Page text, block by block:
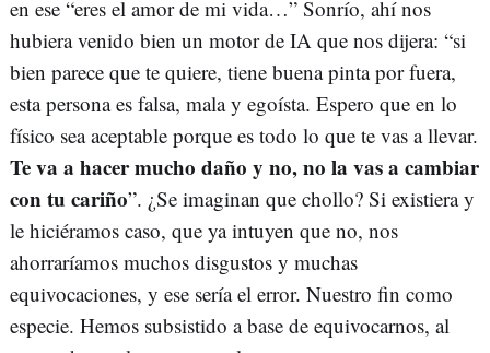
en ese “eres el amor de mi vida…” Sonrío, ahí nos
hubiera venido bien un motor de IA que nos dijera: “si
bien parece que te quiere, tiene buena pinta por fuera,
esta persona es falsa, mala y egoísta. Espero que en lo
físico sea aceptable porque es todo lo que te vas a llevar.
Te va a hacer mucho daño y no, no la vas a cambiar
con tu cariño”. ¿Se imaginan que chollo? Si existiera y
le hiciéramos caso, que ya intuyen que no, nos
ahorraríamos muchos disgustos y muchas
equivocaciones, y ese sería el error. Nuestro fin como
especie. Hemos subsistido a base de equivocarnos, al